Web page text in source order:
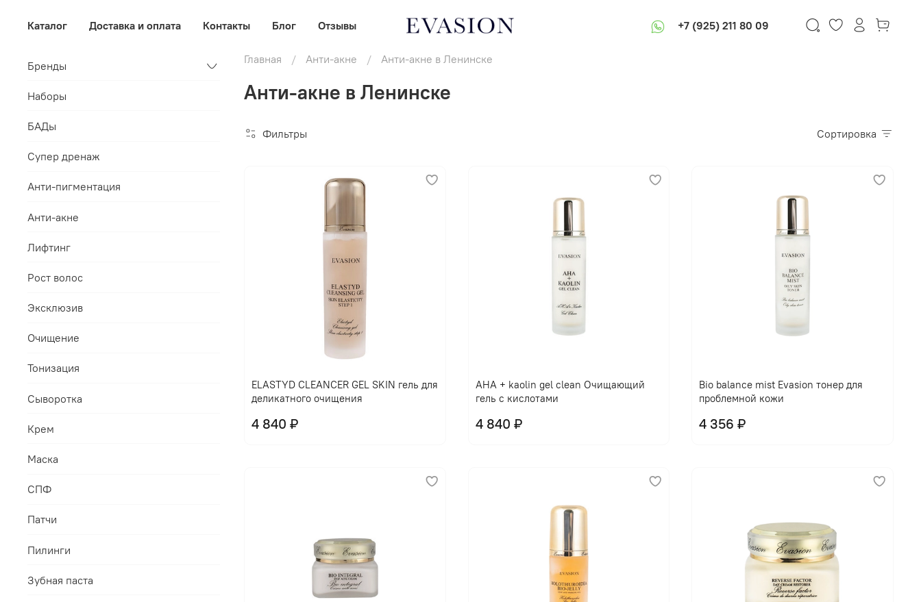
Каталог Доставка и оплата Контакты Блог Отзывы +7 (925) 211 80 09
Главная Анти-акне Анти-акне в Ленинске
Анти-акне в Ленинске
Фильтры Сортировка
ELASTYD CLEANCER GEL SKIN гель для
деликатного очищения
4 840 ₽
В корзину
AHA + kaolin gel clean Очищающий
гель с кислотами
4 840 ₽
Bio balance mist Evasion тонер для
проблемной кожи
4 356 ₽
Бренды
Наборы
БАДы
Супер дренаж
Анти-пигментация
Анти-акне
Лифтинг
Рост волос
Эксклюзив
Очищение
Тонизация
Сыворотка
Крем
Маска
СПФ
Патчи
Пилинги
Зубная паста